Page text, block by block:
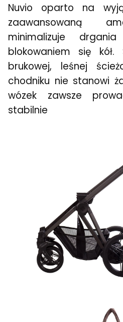
Nuvio oparto na
zaawansowaną
minimalizuje
blokowaniem się
brukowej, leśnej
chodniku nie stanowi
wózek zawsze
stabilnie